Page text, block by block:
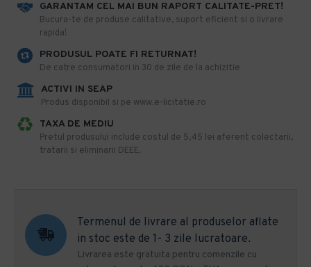
GARANTAM CEL MAI BUN RAPORT CALITATE-PRET!
​Bucura-te de produse calitative, suport eficient si o livrare
rapida!
PRODUSUL POATE FI RETURNAT!
De catre consumatori in 30 de zile de la achizitie
ACTIVI IN SEAP
Produs disponibil si pe www.e-licitatie.ro
TAXA DE MEDIU
Pretul produsului include costul de 5,45 lei aferent colectarii,
tratarii si eliminarii DEEE.
Termenul de livrare al produselor aflate
in stoc este de 1- 3 zile lucratoare.
Livrarea este gratuita pentru comenzile cu